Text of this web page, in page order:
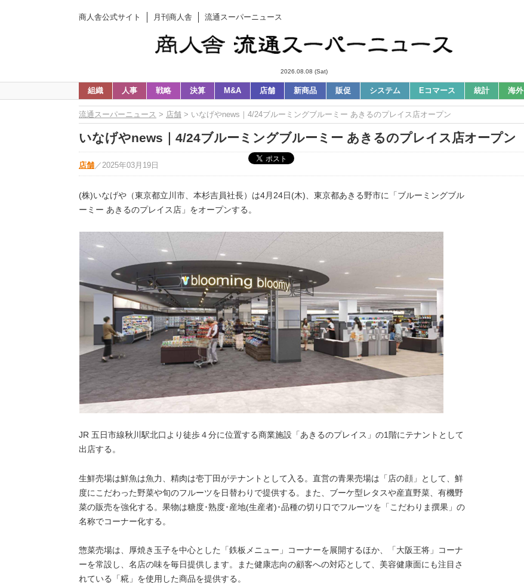
商人舎公式サイト 月刊商人舎 流通スーパーニュース
2026.08.08 (Sat)
組織 人事 戦略 決算 M&A 店舗 新商品 販促 システム Eコマース 統計 海外
流通スーパーニュース > 店舗 > いなげやnews｜4/24ブルーミングブルーミー あきるのプレイス店オープン
いなげやnews｜4/24ブルーミングブルーミー あきるのプレイス店オープン
店舗 ／ 2025年03月19日
(株)いなげや（東京都立川市、本杉吉員社長）は4月24日(木)、東京都あきる野市に「ブルーミングブル
ーミー あきるのプレイス店」をオープンする。
JR 五日市線秋川駅北口より徒歩４分に位置する商業施設「あきるのプレイス」の1階にテナントとして
出店する。
生鮮売場は鮮魚は魚力、精肉は壱丁田がテナントとして入る。直営の青果売場は「店の顔」として、鮮
度にこだわった野菜や旬のフルーツを日替わりで提供する。また、ブーケ型レタスや産直野菜、有機野
菜の販売を強化する。果物は糖度･熟度･産地(生産者)･品種の切り口でフルーツを「こだわりま撰果」の
名称でコーナー化する。
惣菜売場は、厚焼き玉子を中心とした「鉄板メニュー」コーナーを展開するほか、「大阪王将」コーナ
ーを常設し、名店の味を毎日提供します。また健康志向の顧客への対応として、美容健康面にも注目さ
れている「糀」を使用した商品を提供する。